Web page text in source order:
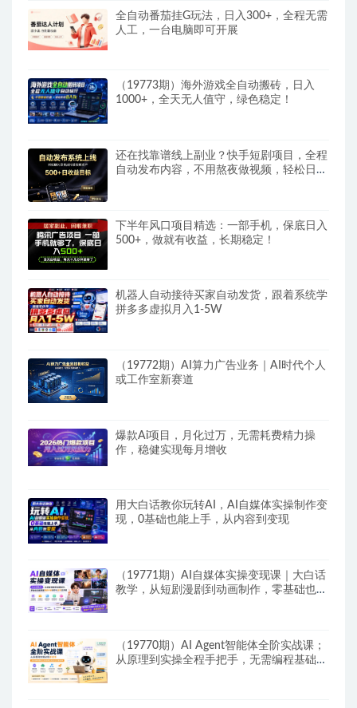
全自动番茄挂G玩法，日入300+，全程无需
人工，一台电脑即可开展
（19773期）海外游戏全自动搬砖，日入
1000+，全天无人值守，绿色稳定！
还在找靠谱线上副业？快手短剧项目，全程
自动发布内容，不用熬夜做视频，轻松日入
下半年风口项目精选：一部手机，保底日入
500+，做就有收益，长期稳定！
机器人自动接待买家自动发货，跟着系统学
拼多多虚拟月入1-5W
（19772期）AI算力广告业务｜AI时代个人
或工作室新赛道
爆款Ai项目，月化过万，无需耗费精力操
作，稳健实现每月增收
用大白话教你玩转AI，AI自媒体实操制作变
现，0基础也能上手，从内容到变现
（19771期）AI自媒体实操变现课｜大白话
教学，从短剧漫剧到动画制作，零基础也能
（19770期）AI Agent智能体全阶实战课；
从原理到实操全程手把手，无需编程基础也